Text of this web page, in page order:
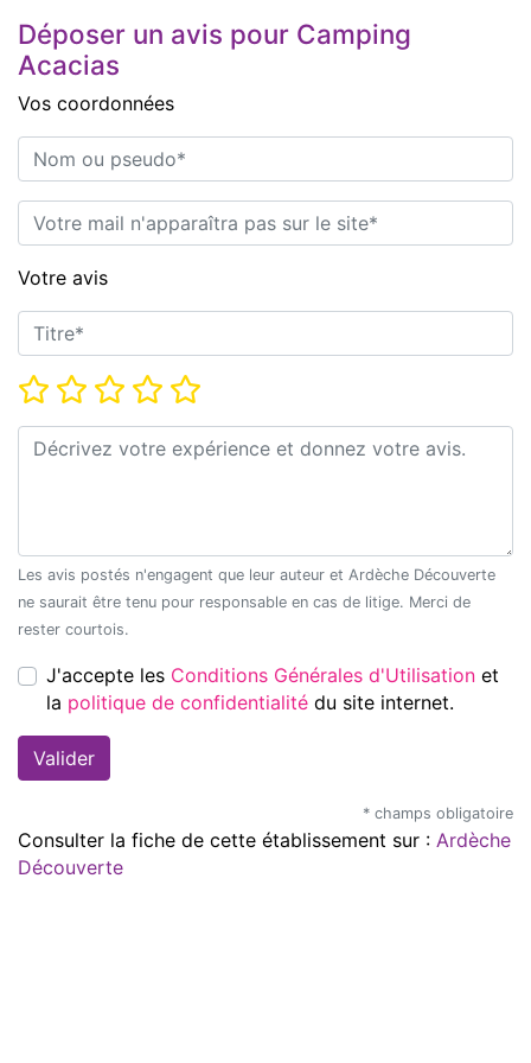
Déposer un avis pour Camping
Acacias
Vos coordonnées
Nom ou pseudo*
E-mail*
Votre avis
Titre*
Note*
Commentaire*
Les avis postés n'engagent que leur auteur et Ardèche Découverte
ne saurait être tenu pour responsable en cas de litige. Merci de
rester courtois.
J'accepte les Conditions Générales d'Utilisation et
la
politique de confidentialité du site internet.
* champs obligatoire
Consulter la fiche de cette établissement sur : Ardèche
Découverte